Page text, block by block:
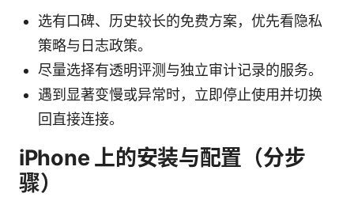
选有口碑、历史较长的免费方案，优先看隐私
策略与日志政策。
尽量选择有透明评测与独立审计记录的服务。
遇到显著变慢或异常时，立即停止使用并切换
回直接连接。
iPhone 上的安装与配置（分步
骤）